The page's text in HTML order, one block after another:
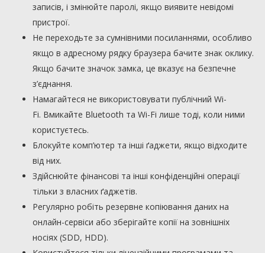
записів, і змінюйте паролі, якщо виявите невідомі
пристрої.
Не переходьте за сумнівними посиланнями, особливо
якщо в адресному рядку браузера бачите знак оклику.
Якщо бачите значок замка, це вказує на безпечне
з’єднання.
Намагайтеся не використовувати публічний Wi-
Fi. Вмикайте Bluetooth та Wi-Fi лише тоді, коли ними
користуєтесь.
Блокуйте комп’ютер та інші ґаджети, якщо відходите
від них.
Здійснюйте фінансові та інші конфіденційні операції
тільки з власних ґаджетів.
Регулярно робіть резервне копіювання даних на
онлайн-сервіси або зберігайте копії на зовнішніх
носіях (SDD, HDD).